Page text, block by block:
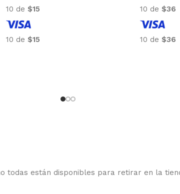
10 de
10 de
10
todas están disponibles para retirar en la